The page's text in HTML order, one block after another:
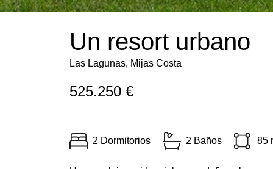
Un resort urbano
Las Lagunas, Mijas Costa
525.250 €
2 Dormitorios 2 Baños 85